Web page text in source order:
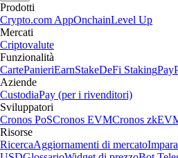
Prodotti
Crypto.com AppOnchainLevel Up
Mercati
Criptovalute
Funzionalità
CartePanieriEarnStakeDeFi StakingPay
Aziende
CustodiaPay (per i rivenditori)
Sviluppatori
Cronos PoSCronos EVMCronos
Risorse
RicercaAggiornamenti di mercatoImpara